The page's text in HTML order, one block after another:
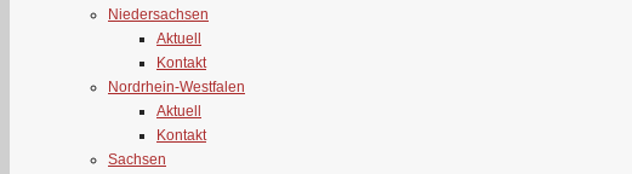
Niedersachsen
Aktuell
Kontakt
Nordrhein-Westfalen
Aktuell
Kontakt
Sachsen